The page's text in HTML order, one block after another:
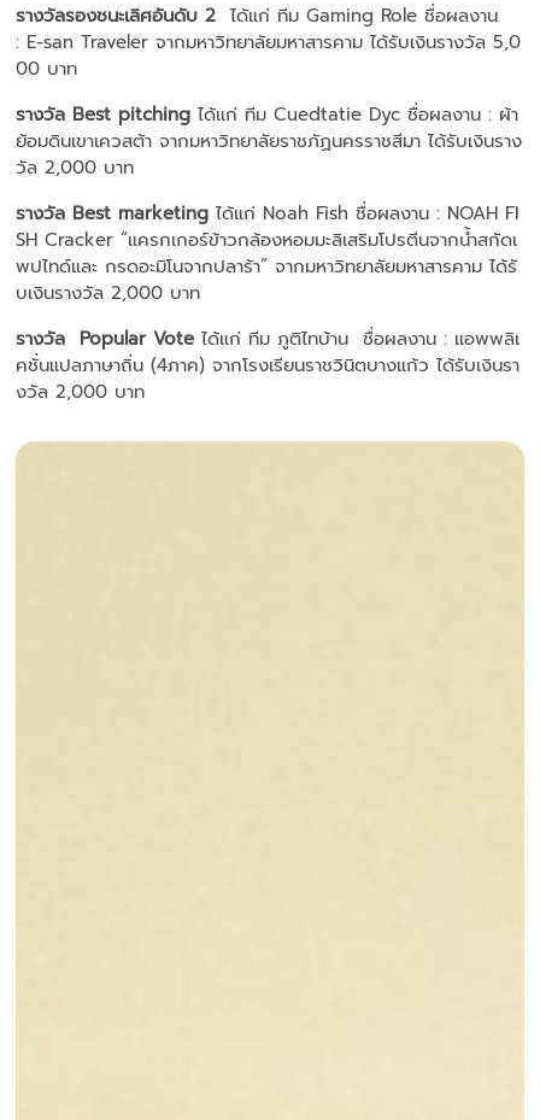
รางวัลรองชนะเลิศอันดับ 2 ได้แก่ ทีม Gaming Role ชื่อผลงาน
: E-san Traveler จากมหาวิทยาลัยมหาสารคาม ได้รับเงินรางวัล 5,0
00 บาท
รางวัล Best pitching ได้แก่ ทีม Cuedtatie Dyc ชื่อผลงาน : ผ้า
ย้อมดินเขาเควสต้า จากมหาวิทยาลัยราชภัฏนครราชสีมา ได้รับเงินราง
วัล 2,000 บาท
รางวัล Best marketing ได้แก่ Noah Fish ชื่อผลงาน : NOAH FI
SH Cracker “แครกเกอร์ข้าวกล้องหอมมะลิเสริมโปรตีนจากน้ำสกัดเ
พปไทด์และ กรดอะมิโนจากปลาร้า” จากมหาวิทยาลัยมหาสารคาม ได้รั
บเงินรางวัล 2,000 บาท
รางวัล Popular Vote ได้แก่ ทีม ภูติไทบ้าน ชื่อผลงาน : แอพพลิเ
คชั่นแปลภาษาถิ่น (4ภาค) จากโรงเรียนราชวินิตบางแก้ว ได้รับเงินรา
งวัล 2,000 บาท